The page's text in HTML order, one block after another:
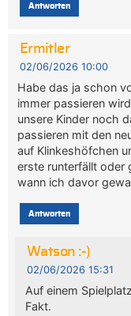
Antworten
Ermitler
02/06/2026 10:00
Habe das ja schon
immer passieren
unsere Kinder noch
passieren mit den
auf Klinkeshöfchen
erste runterfällt oder
wann ich davor
Antworten
Watson :-)
02/06/2026 15:31
Auf einem
Fakt.